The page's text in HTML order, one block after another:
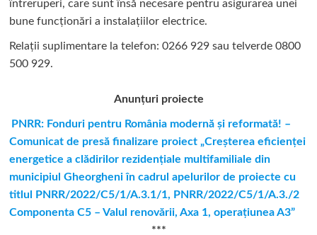
întreruperi, care sunt însă necesare pentru asigurarea unei
bune funcționări a instalațiilor electrice.
Relații suplimentare la tel efon: 0266 929 sau telverde 0800
500 929.
Anunțuri proiecte
PNRR: Fonduri pentru România modernă şi reformată! –
Comunicat de presă finalizare proiect „Creşterea eficienţei
energetice a clădirilor rezidenţiale multifamiliale din
municipiul Gheorgheni în cadrul apelurilor de proiecte cu
titlul PNRR/2022/C5/1/A.3.1/1, PNRR/2022/C5/1/A.3./2
Componenta C5 – Valul renovării, Axa 1, operaţiunea A3”
***